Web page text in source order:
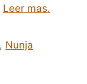
Leer mas.
, Nunja